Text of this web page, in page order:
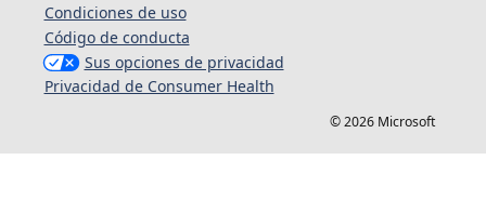
Condiciones de uso
Código de conducta
Sus opciones de privacidad
Privacidad de Consumer Health
© 2026 Microsoft